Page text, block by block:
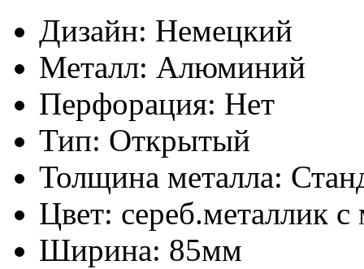
Дизайн: Немецкий
Металл: Алюминий
Перфорация: Нет
Тип: Открытый
Толщина металла:
Цвет: сереб.металлик
Ширина: 85мм